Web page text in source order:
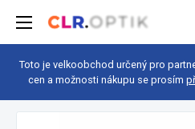
Toto je velkoobchod určený pro
cen a možnosti nákupu se prosím
Dětské brýle